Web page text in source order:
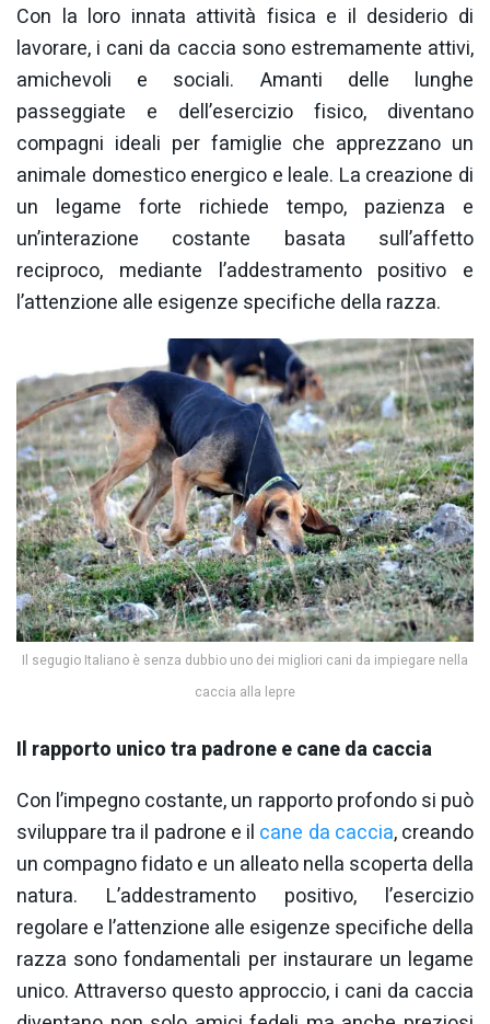
Con la loro innata attività fisica e il desiderio di
lavorare, i cani da caccia sono estremamente attivi,
amichevoli e sociali. Amanti delle lunghe
passeggiate e dell’esercizio fisico, diventano
compagni ideali per famiglie che apprezzano un
animale domestico energico e leale. La creazione di
un legame forte richiede tempo, pazienza e
un’interazione costante basata sull’affetto
reciproco, mediante l’addestramento positivo e
l’attenzione alle esigenze specifiche della razza.
Il segugio Italiano è senza dubbio uno dei migliori cani da impiegare nella
caccia alla lepre
Il rapporto unico tra padrone e cane da caccia
Con l’impegno costante, un rapporto profondo si può
sviluppare tra il padrone e il cane da caccia, creando
un compagno fidato e un alleato nella scoperta della
natura. L’addestramento positivo, l’esercizio
regolare e l’attenzione alle esigenze specifiche della
razza sono fondamentali per instaurare un legame
unico. Attraverso questo approccio, i cani da caccia